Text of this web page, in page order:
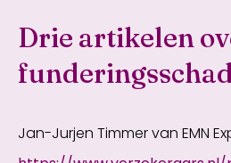
Drie artikelen
Jan-Jurjen Timmer van EMN